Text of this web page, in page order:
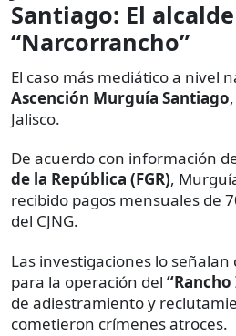
Santiago: El
“Narcorrancho”
El caso más mediático a nivel
Ascención Murguía Santiago
Jalisco.
De acuerdo con información
de la República (FGR),
recibido pagos mensuales de
del CJNG.
Las investigaciones lo
para la operación del
de adiestramiento y
cometieron crímenes atroces.